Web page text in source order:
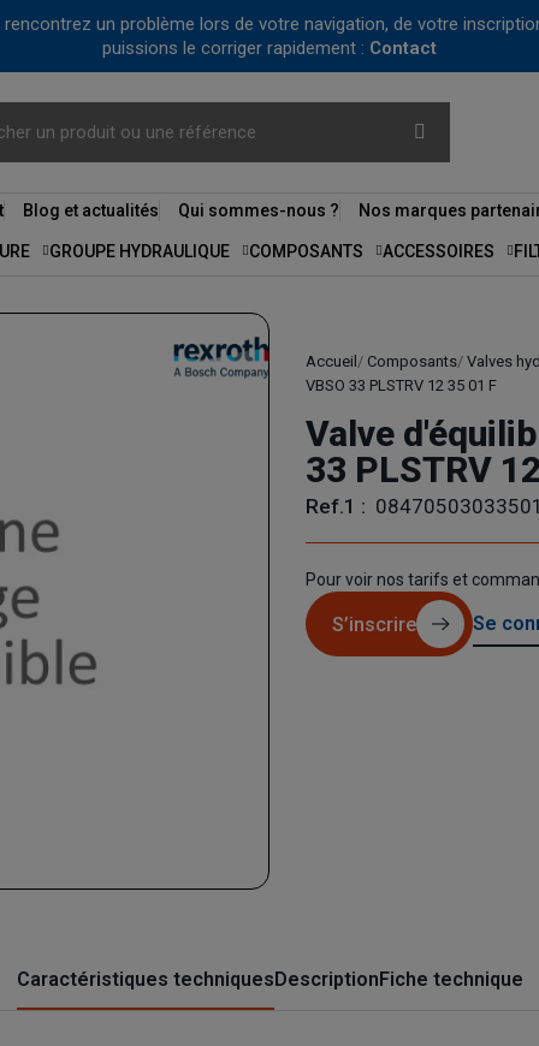
un problème lors de votre navigation, de votre
puissions le corriger rapidement : Contact
Blog et actualités Qui sommes-nous ? Nos marques
GROUPE HYDRAULIQUE COMPOSANTS ACCESSOIRES
Accueil Composants Valves
VBSO 33 PLSTRV 12 35 01 F
Valve
33 PLSTRV
Ref.1 :
Pour voir nos tarifs et
S’inscrire Se
Caractéristiques techniquesDescriptionFiche technique